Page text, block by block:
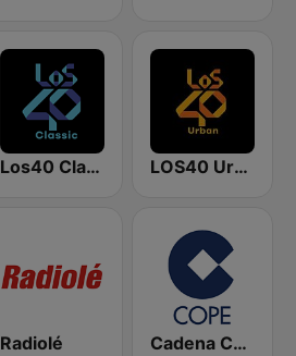
Los40 Classic LOS40 Urban
Radiolé Cadena COPE